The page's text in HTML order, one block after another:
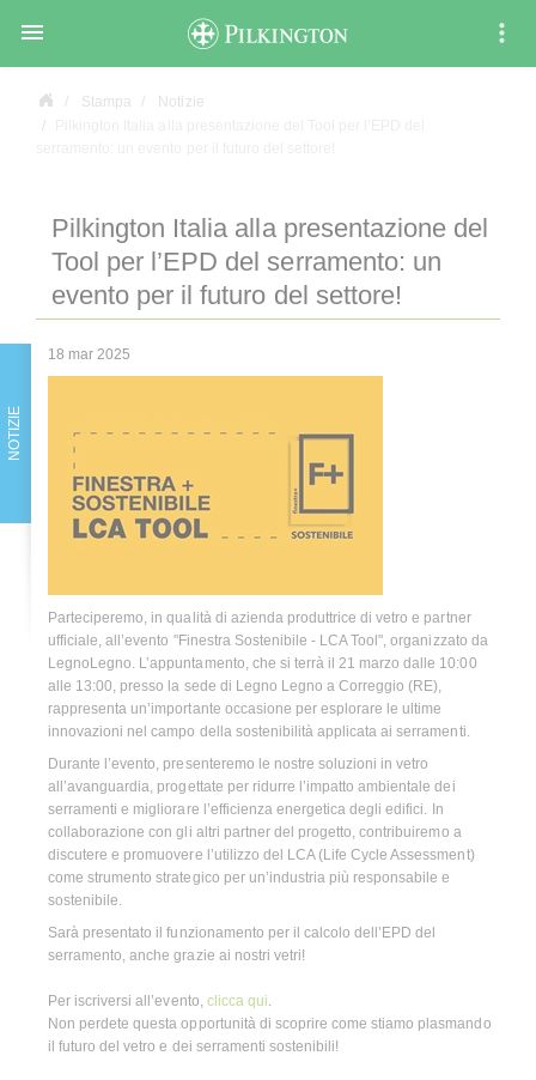

Stampa
Notizie
Pilkington Italia alla presentazione del
Tool per l’EPD del serramento: un
evento per il futuro del settore!
NOTIZIE
18 mar 2025
Parteciperemo, in qualità di azienda produttrice di vetro e partner
ufficiale, all’evento "Finestra Sostenibile - LCA Tool", organizzato da
LegnoLegno. L’appuntamento, che si terrà il 21 marzo dalle 10:00
alle 13:00, presso la sede di Legno Legno a Correggio (RE),
rappresenta un’importante occasione per esplorare le ultime
innovazioni nel campo della sostenibilità applicata ai serramenti.
Durante l’evento, presenteremo le nostre soluzioni in vetro
all’avanguardia, progettate per ridurre l’impatto ambientale dei
serramenti e migliorare l’efficienza energetica degli edifici. In
collaborazione con gli altri partner del progetto, contribuiremo a
discutere e promuovere l’utilizzo del LCA (Life Cycle Assessment)
come strumento strategico per un’industria più responsabile e
sostenibile.
Sarà presentato il funzionamento per il calcolo dell’EPD del
serramento, anche grazie ai nostri vetri!
Per iscriversi all’evento, clicca qui.
Non perdete questa opportunità di scoprire come stiamo plasmando
il futuro del vetro e dei serramenti sostenibili!